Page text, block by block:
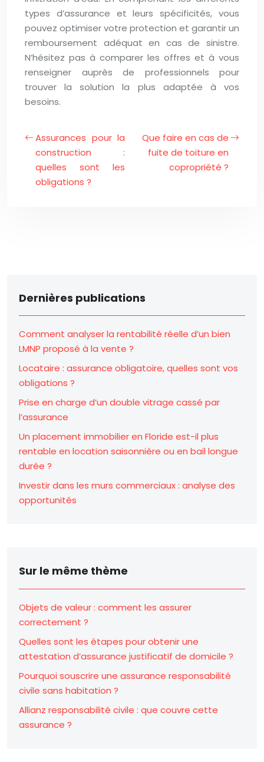
types d’assurance et leurs spécificités, vous
pouvez optimiser votre protection et garantir un
remboursement adéquat en cas de sinistre.
N’hésitez pas à comparer les offres et à vous
renseigner auprès de professionnels pour
trouver la solution la plus adaptée à vos
besoins.
Assurances pour la
construction :
quelles sont les
obligations ?
Que faire en cas de
fuite de toiture en
copropriété ?
Dernières publications
Comment analyser la rentabilité réelle d’un bien
LMNP proposé à la vente ?
Locataire : assurance obligatoire, quelles sont vos
obligations ?
Prise en charge d’un double vitrage cassé par
l’assurance
Un placement immobilier en Floride est-il plus
rentable en location saisonnière ou en bail longue
durée ?
Investir dans les murs commerciaux : analyse des
opportunités
Sur le même thème
Objets de valeur : comment les assurer
correctement ?
Quelles sont les étapes pour obtenir une
attestation d’assurance justificatif de domicile ?
Pourquoi souscrire une assurance responsabilité
civile sans habitation ?
Allianz responsabilité civile : que couvre cette
assurance ?